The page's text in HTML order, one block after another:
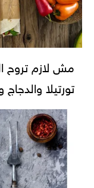
مش لازم
تورتيلا